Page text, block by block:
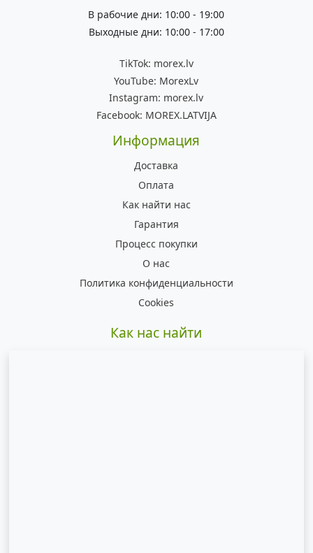
В рабочие дни: 10:00 - 19:00
Выходные дни: 10:00 - 17:00
TikTok: morex.lv
YouTube: MorexLv
Instagram: morex.lv
Facebook: MOREX.LATVIJA
Информация
Доставка
Оплата
Как найти нас
Гарантия
Процесс покупки
О нас
Политика конфиденциальности
Cookies
Как нас найти